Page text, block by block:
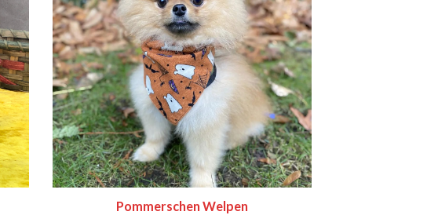
Pommerschen Welpen